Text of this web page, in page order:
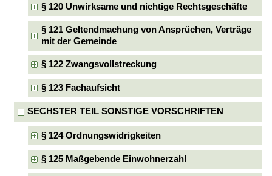
§ 120 Unwirksame und nichtige Rechtsgeschäfte
§ 121 Geltendmachung von Ansprüchen, Verträge
mit der Gemeinde
§ 122 Zwangsvollstreckung
§ 123 Fachaufsicht
SECHSTER TEIL SONSTIGE VORSCHRIFTEN
§ 124 Ordnungswidrigkeiten
§ 125 Maßgebende Einwohnerzahl